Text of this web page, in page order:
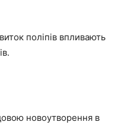
поліпів впливають
новоутворення в